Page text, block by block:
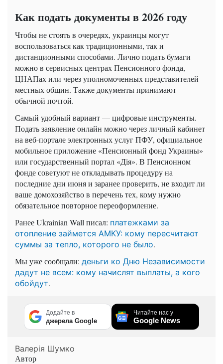
Как подать документы в 2026 году
Чтобы не стоять в очередях, украинцы могут
воспользоваться как традиционными, так и
дистанционными способами. Лично подать бумаги
можно в сервисных центрах Пенсионного фонда,
ЦНАПах или через уполномоченных представителей
местных общин. Также документы принимают
обычной почтой.
Самый удобный вариант — цифровые инструменты.
Подать заявление онлайн можно через личный кабинет
на веб-портале электронных услуг ПФУ, официальное
мобильное приложение «Пенсионный фонд Украины»
или государственный портал «Дія». В Пенсионном
фонде советуют не откладывать процедуру на
последние дни июня и заранее проверить, не входит ли
ваше домохозяйство в перечень тех, кому нужно
обязательное повторное переоформление.
Ранее Ukrainian Wall писал: платежками за
отопление займется АМКУ: кому пересчитают
суммы за тепло, которого не было.
Мы уже сообщали: деньги ко Дню Независимости
дадут не всем: кому начислят выплаты, а кого
обойдут.
Додайте в
джерела Google
Читайте нас у
Google News
Валерія Шумко
Автор